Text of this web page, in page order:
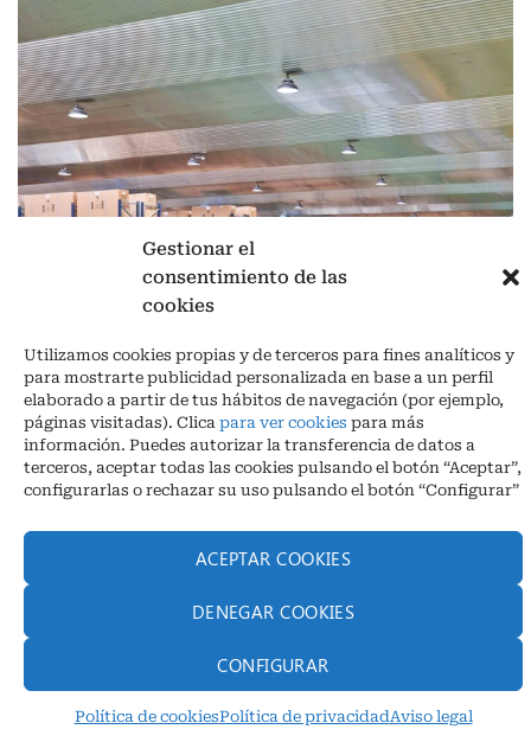
Gestionar el
consentimiento de las
cookies
Utilizamos cookies propias y de terceros para fines analíticos y
para mostrarte publicidad personalizada en base a un perfil
elaborado a partir de tus hábitos de navegación (por ejemplo,
páginas visitadas). Clica para ver cookies para más
información. Puedes autorizar la transferencia de datos a
terceros, aceptar todas las cookies pulsando el botón “Aceptar”,
configurarlas o rechazar su uso pulsando el botón “Configurar”
ACEPTAR COOKIES
DENEGAR COOKIES
CONFIGURAR
Política de cookiesPolítica de privacidadAviso legal
Aviso legal|Política de privacidad
Ctra. A-3132, De Aguilar a A-318 por Moriles km 15,5 M.I. (Córdoba)
España
COORDENADAS: Latitud: 37,40 – Longitud -04,58 | Telf. + 34 957 51
30 68
info@infrico.com Infrico SL 2026©. Diseñado porBabait Technology